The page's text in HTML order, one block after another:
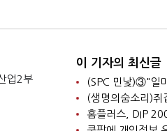
업2부
이 기자의 최신글
(생명의숨소리)쥐
홈플러스, DIP